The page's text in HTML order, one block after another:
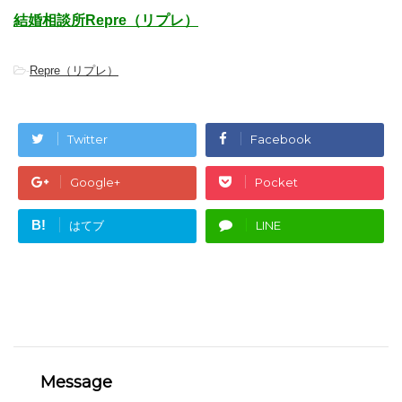
結婚相談所Repre（リプレ）
-Repre（リプレ）
Twitter Facebook
Google+ Pocket
B! はてブ LINE
Message